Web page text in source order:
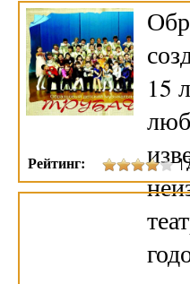
15
Рейтинг: |